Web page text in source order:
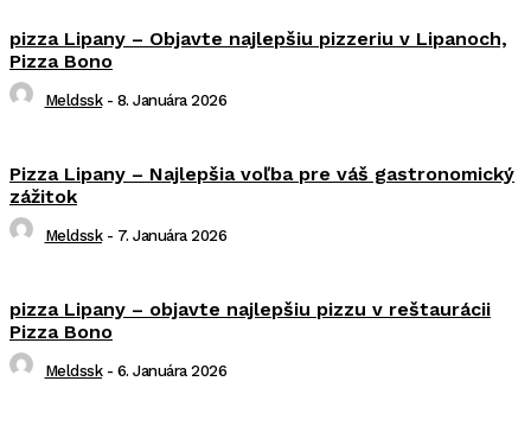
pizza Lipany – Objavte najlepšiu pizzeriu v Lipanoch,
Pizza Bono
Meldssk - 8. Januára 2026
Pizza Lipany – Najlepšia voľba pre váš gastronomický
zážitok
Meldssk - 7. Januára 2026
pizza Lipany – objavte najlepšiu pizzu v reštaurácii
Pizza Bono
Meldssk - 6. Januára 2026